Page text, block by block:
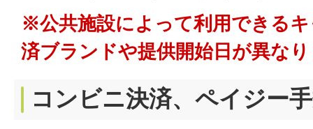
※公共施設によって利用できる
済ブランドや提供開始日が異な
コンビニ決済、ペイジー